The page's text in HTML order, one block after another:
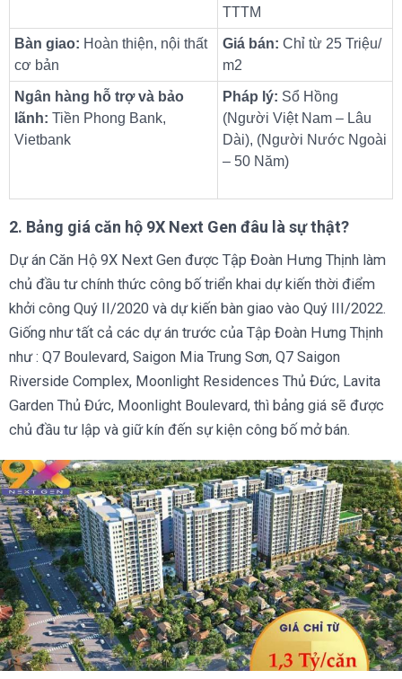
TTTM
Bàn giao: Hoàn thiện, nội thất
cơ bản
Giá bán: Chỉ từ 25 Triệu/
m2
Ngân hàng hỗ trợ và bảo
lãnh: Tiền Phong Bank,
Vietbank
Pháp lý: Sổ Hồng
(Người Việt Nam – Lâu
Dài), (Người Nước Ngoài
– 50 Năm)
2. Bảng giá căn hộ 9X Next Gen đâu là sự thật?
Dự án Căn Hộ 9X Next Gen được Tập Đoàn Hưng Thịnh làm
chủ đầu tư chính thức công bố triển khai dự kiến thời điểm
khởi công Quý II/2020 và dự kiến bàn giao vào Quý III/2022.
Giống như tất cả các dự án trước của Tập Đoàn Hưng Thịnh
như : Q7 Boulevard, Saigon Mia Trung Sơn, Q7 Saigon
Riverside Complex, Moonlight Residences Thủ Đức, Lavita
Garden Thủ Đức, Moonlight Boulevard, thì bảng giá sẽ được
chủ đầu tư lập và giữ kín đến sự kiện công bố mở bán.